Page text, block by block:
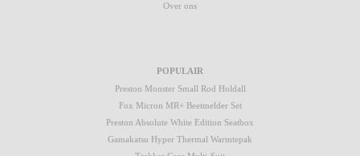
Over ons
POPULAIR
Preston Monster Small Rod Holdall
Fox Micron MR+ Beetmelder Set
Preston Absolute White Edition Seatbox
Gamakatsu Hyper Thermal Warmtepak